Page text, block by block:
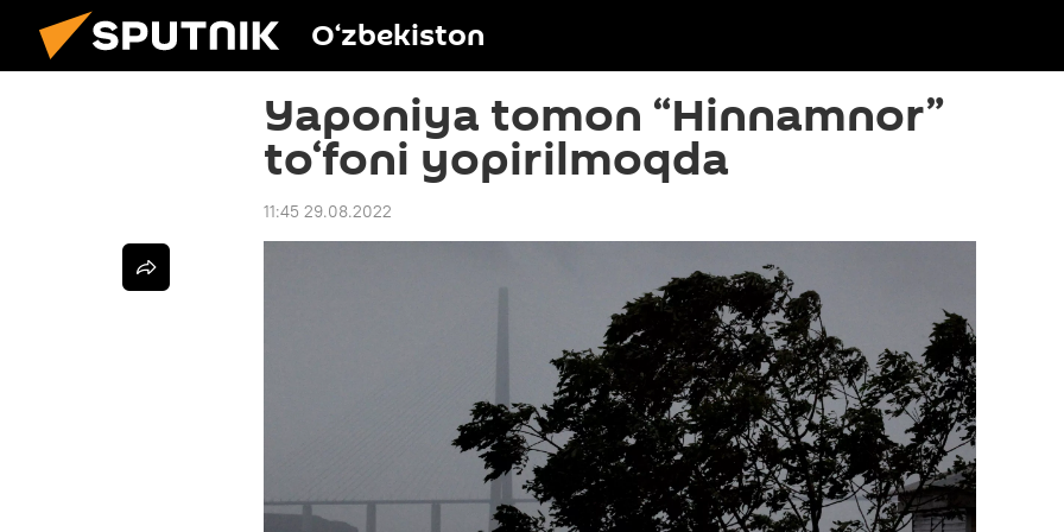
O‘zbekiston
Yaponiya tomon “Hinnamnor”
to‘foni yopirilmoqda
11:45 29.08.2022